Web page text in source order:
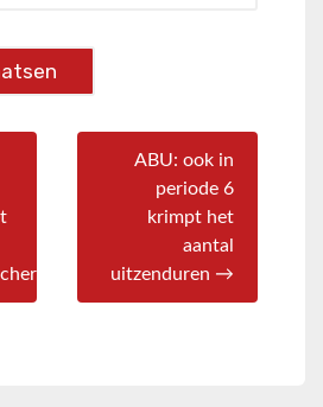
ABU: ook in
periode 6
krimpt het
aantal
uitzenduren →